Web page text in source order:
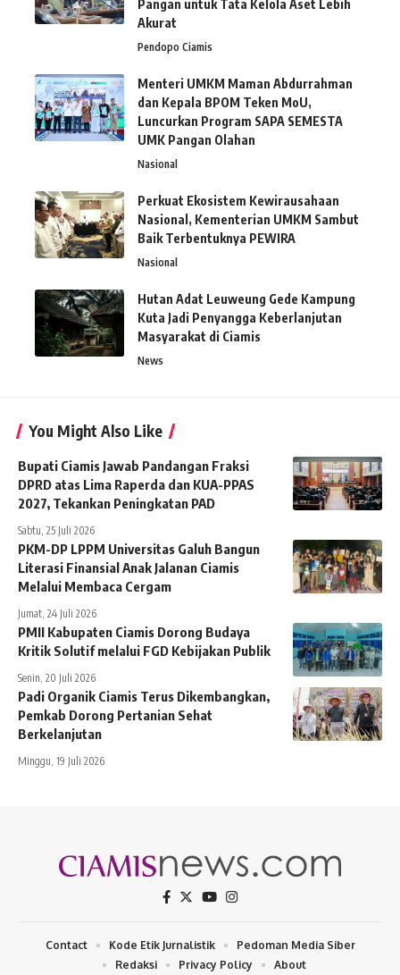
Pangan untuk Tata Kelola Aset Lebih
Akurat
Pendopo Ciamis
Menteri UMKM Maman Abdurrahman
dan Kepala BPOM Teken MoU,
Luncurkan Program SAPA SEMESTA
UMK Pangan Olahan
Nasional
Perkuat Ekosistem Kewirausahaan
Nasional, Kementerian UMKM Sambut
Baik Terbentuknya PEWIRA
Nasional
Hutan Adat Leuweung Gede Kampung
Kuta Jadi Penyangga Keberlanjutan
Masyarakat di Ciamis
News
You Might Also Like
Bupati Ciamis Jawab Pandangan Fraksi
DPRD atas Lima Raperda dan KUA-PPAS
2027, Tekankan Peningkatan PAD
Sabtu, 25 Juli 2026
PKM-DP LPPM Universitas Galuh Bangun
Literasi Finansial Anak Jalanan Ciamis
Melalui Membaca Cergam
Jumat, 24 Juli 2026
PMII Kabupaten Ciamis Dorong Budaya
Kritik Solutif melalui FGD Kebijakan Publik
Senin, 20 Juli 2026
Padi Organik Ciamis Terus Dikembangkan,
Pemkab Dorong Pertanian Sehat
Berkelanjutan
Minggu, 19 Juli 2026
Contact Kode Etik Jurnalistik
Pedoman Media Siber
Redaksi
Privacy Policy About